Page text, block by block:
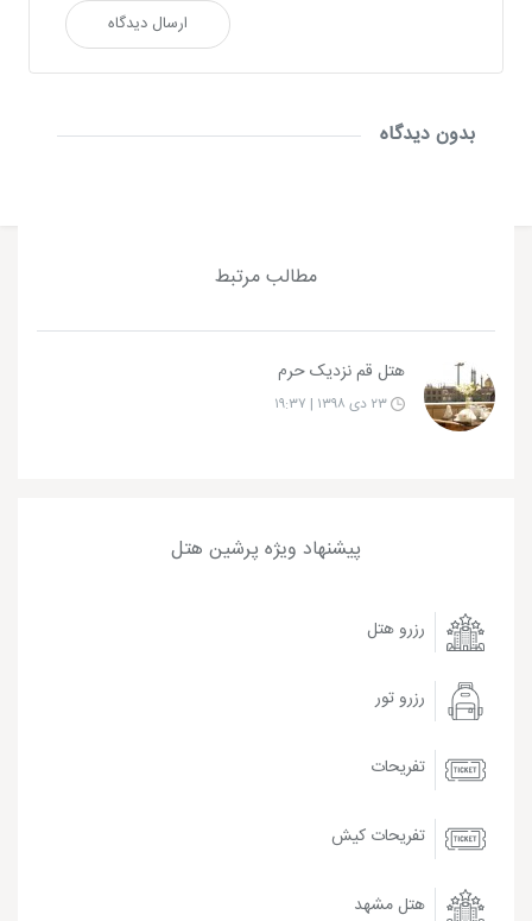
ارسال دیدگاه
بدون دیدگاه
مطالب مرتبط
هتل قم نزدیک حرم
پیشنهاد ویژه پرشین هتل
رزرو هتل
رزرو تور
تفریحات
تفریحات کیش
هتل مشهد